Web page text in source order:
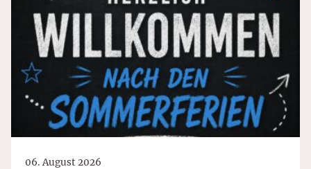
06. August 2026